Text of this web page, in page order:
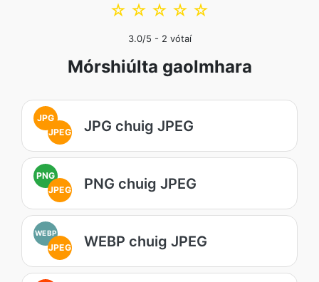
☆
☆
☆
☆
☆
3.0/5 - 2 vótaí
Mórshiúlta gaolmhara
JPG
JPEG
JPG chuig JPEG
PNG
JPEG
PNG chuig JPEG
WEBP
JPEG WEBP chuig JPEG